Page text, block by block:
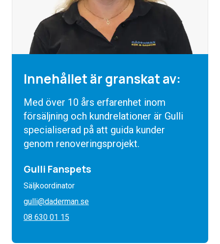
Innehållet är granskat av:
Med över 10 års erfarenhet inom
försäljning och kundrelationer är Gulli
specialiserad på att guida kunder
genom renoveringsprojekt.
Gulli Fanspets
Säljkoordinator
gulli@daderman.se
08 630 01 15